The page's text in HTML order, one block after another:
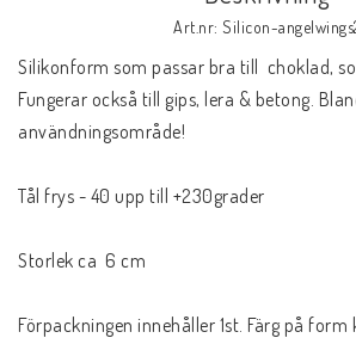
Art.nr: Silicon-
Silikonform som passar bra till  choklad,
Fungerar också till gips, lera & betong.
användningsområde!
Tål frys - 40 upp till +230grader
Storlek ca  6 cm
Förpackningen innehåller 1st. Färg på form